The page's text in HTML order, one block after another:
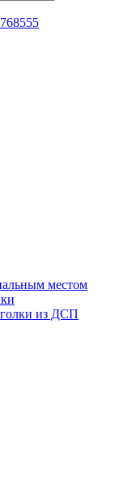
местом
из ДСП